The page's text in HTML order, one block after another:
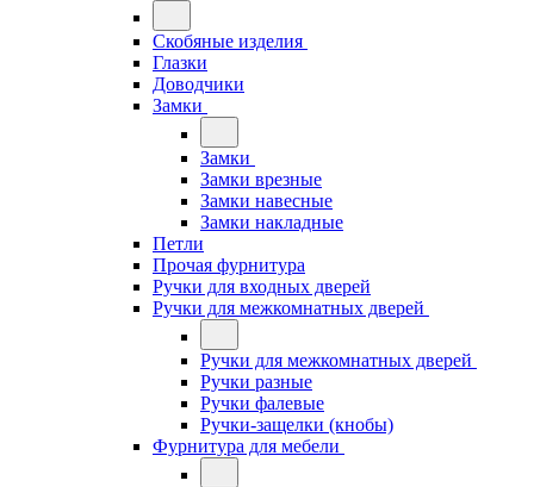
Скобяные изделия
Глазки
Доводчики
Замки
Замки
Замки врезные
Замки навесные
Замки накладные
Петли
Прочая фурнитура
Ручки для входных дверей
Ручки для межкомнатных дверей
Ручки для межкомнатных дверей
Ручки разные
Ручки фалевые
Ручки-защелки (кнобы)
Фурнитура для мебели